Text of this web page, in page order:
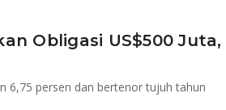
Obligasi US$500 Juta,
6,75 persen dan bertenor tujuh tahun